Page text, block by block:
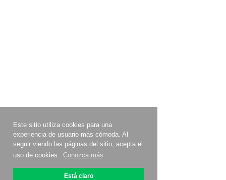
Este sitio utiliza cookies para una
experiencia de usuario más cómoda. Al
seguir viendo las páginas del sitio, acepta el
uso de cookies. Conozca más
Está claro